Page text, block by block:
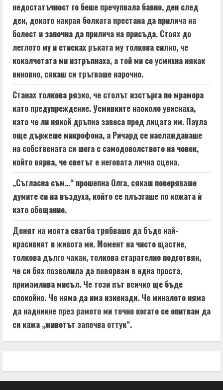
недостатъчност го беше пречупвала бавно, ден след
ден, докато накрая болката престана да прилича на
болест и започна да прилича на присъда. Стоях до
леглото му и стисках ръката му толкова силно, че
кокалчетата ми изтръпнаха, а той ми се усмихна някак
виновно, сякаш си тръгваше нарочно.
Станах толкова рязко, че столът изстърга по мрамора
като предупреждение. Усмивките наоколо увиснаха,
като че ли някой дръпна завеса пред лицата им. Паула
още държеше микрофона, а Ричард се наслаждаваше
на собствената си шега с самодоволството на човек,
който вярва, че светът е неговата лична сцена.
„Съгласна съм…“ прошепна Олга, сякаш поверяваше
думите си на въздуха, който се плъзгаше по кожата ѝ
като обещание.
Денят на моята сватба трябваше да бъде най-
красивият в живота ми. Момент на чисто щастие,
толкова дълго чакан, толкова старателно подготвян,
че си бях позволила да повярвам в една проста,
примамлива мисъл. Че този път всичко ще бъде
спокойно. Че няма да има изненади. Че миналото няма
да надникне през рамото ми точно когато се опитвам да
си кажа „животът започва оттук“.